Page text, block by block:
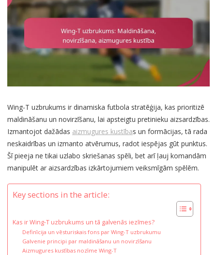
Wing-T uzbrukums ir dinamiska futbola stratēģija, kas prioritizē
maldināšanu un novirzīšanu, lai apsteigtu pretinieku aizsardzības.
Izmantojot dažādas aizmugures kustības un formācijas, tā rada
neskaidrības un izmanto atvērumus, radot iespējas gūt punktus.
Šī pieeja ne tikai uzlabo skriešanas spēli, bet arī ļauj komandām
manipulēt ar aizsardzības izkārtojumiem veiksmīgām spēlēm.
Key sections in the article:
Kas ir Wing-T uzbrukums un tā galvenās iezīmes?
Definīcija un vēsturiskais fons par Wing-T uzbrukumu
Galvenie principi par maldināšanu un novirzīšanu
Aizmugures kustības nozīme Wing-T